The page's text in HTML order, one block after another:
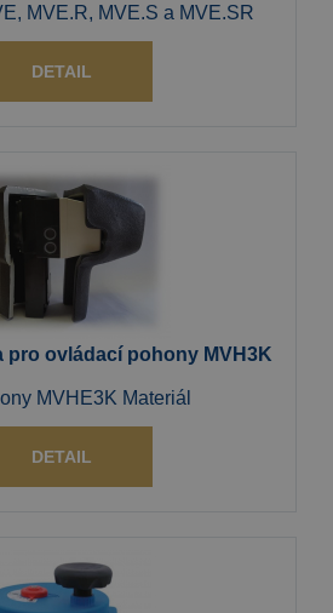
MVE.R, MVE.S a MVE.SR
DETAIL
pro ovládací pohony MVH3K
MVHE3K Materiál
DETAIL